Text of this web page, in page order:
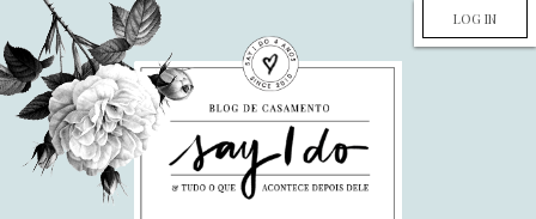
LOG IN